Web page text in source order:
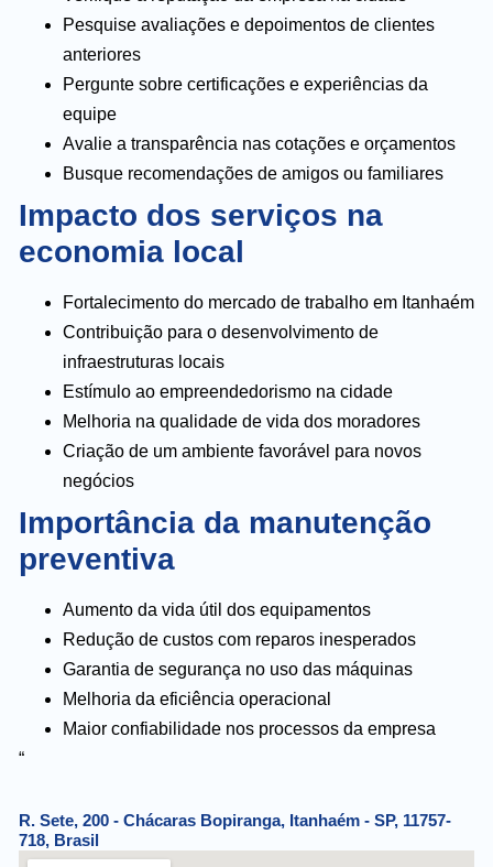
Pesquise avaliações e depoimentos de clientes
anteriores
Pergunte sobre certificações e experiências da
equipe
Avalie a transparência nas cotações e orçamentos
Busque recomendações de amigos ou familiares
Impacto dos serviços na
economia local
Fortalecimento do mercado de trabalho em Itanhaém
Contribuição para o desenvolvimento de
infraestruturas locais
Estímulo ao empreendedorismo na cidade
Melhoria na qualidade de vida dos moradores
Criação de um ambiente favorável para novos
negócios
Importância da manutenção
preventiva
Aumento da vida útil dos equipamentos
Redução de custos com reparos inesperados
Garantia de segurança no uso das máquinas
Melhoria da eficiência operacional
Maior confiabilidade nos processos da empresa
“
R. Sete, 200 - Chácaras Bopiranga, Itanhaém - SP, 11757-
718, Brasil